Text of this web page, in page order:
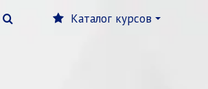
Каталог курсов